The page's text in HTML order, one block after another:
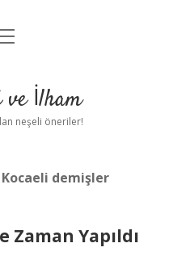
Uyarı
ve İlham
neşeli öneriler!
demişler
Zaman Yapıldı